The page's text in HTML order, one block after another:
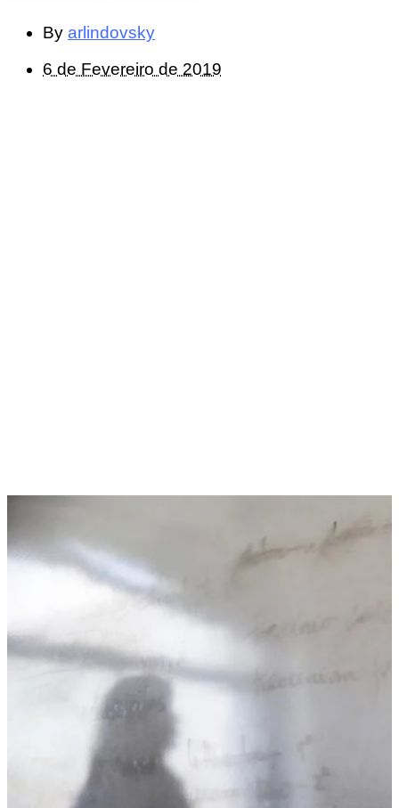
By arlindovsky
6 de Fevereiro de 2019